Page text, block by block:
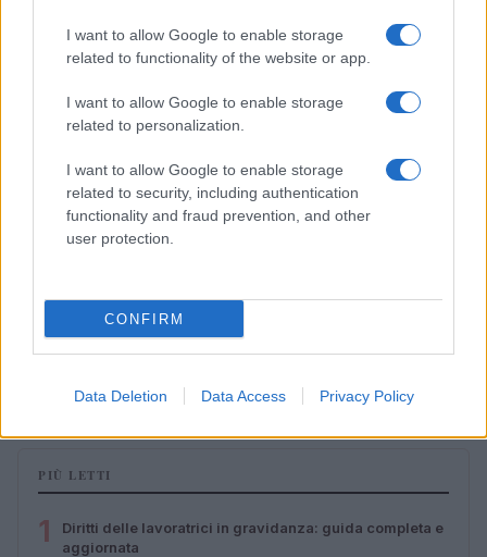
I want to allow Google to enable storage
related to functionality of the website or app.
I want to allow Google to enable storage
related to personalization.
I want to allow Google to enable storage
related to security, including authentication
functionality and fraud prevention, and other
user protection.
CONFIRM
Data Deletion Data Access Privacy Policy
NEWS E ATTUALITÀ
Lamezia International Film Fest: arte e cultura si
incontrano in Calabria
Camilla Pellegrini · 16 Lug 2026
PIÙ LETTI
1
Diritti delle lavoratrici in gravidanza: guida completa e
aggiornata